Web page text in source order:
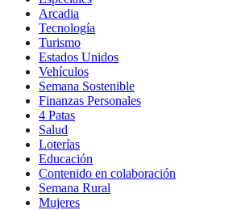
Arcadia
Tecnología
Turismo
Estados Unidos
Vehículos
Semana Sostenible
Finanzas Personales
4 Patas
Salud
Loterías
Educación
Contenido en colaboración
Semana Rural
Mujeres